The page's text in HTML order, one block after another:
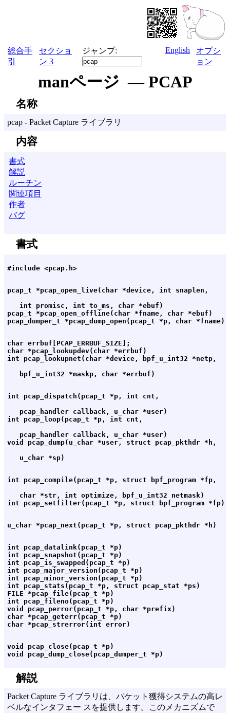
総合手
引
セクショ
ン 3
ジャンプ: English
オプシ
ョン
manページ — PCAP
名称
pcap - Packet Capture ライブラリ
内容
書式
解説
ルーチン
関連項目
作者
バグ
書式
int promisc, int to_ms, char *ebuf)
pcap_t *pcap_open_offline(char *fname, char *ebuf)
char errbuf[PCAP_ERRBUF_SIZE];
char *pcap_lookupdev(char *errbuf)
pcap_handler callback, u_char *user)
pcap_handler callback, u_char *user)
char *str, int optimize, bpf_u_int32 netmask)
int pcap_datalink(pcap_t *p)
int pcap_snapshot(pcap_t *p)
int pcap_is_swapped(pcap_t *p)
int pcap_major_version(pcap_t *p)
int pcap_minor_version(pcap_t *p)
int pcap_stats(pcap_t *p, struct pcap_stat *ps)
FILE *pcap_file(pcap_t *p)
int pcap_fileno(pcap_t *p)
void pcap_perror(pcap_t *p, char *prefix)
char *pcap_geterr(pcap_t *p)
void pcap_close(pcap_t *p)
解説
Packet Capture ライブラリは、パケット獲得システムの高レ
ベルなインタフェー スを提供します。このメカニズムで